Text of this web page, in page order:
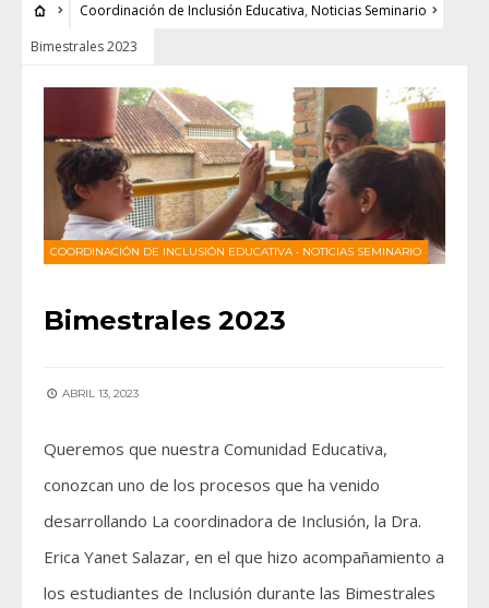
Coordinación de Inclusión Educativa, Noticias Seminario
Bimestrales 2023
COORDINACIÓN DE INCLUSIÓN EDUCATIVA • NOTICIAS SEMINARIO
Bimestrales 2023
ABRIL 13, 2023
Queremos que nuestra Comunidad Educativa,
conozcan uno de los procesos que ha venido
desarrollando La coordinadora de Inclusión, la Dra.
Erica Yanet Salazar, en el que hizo acompañamiento a
los estudiantes de Inclusión durante las Bimestrales